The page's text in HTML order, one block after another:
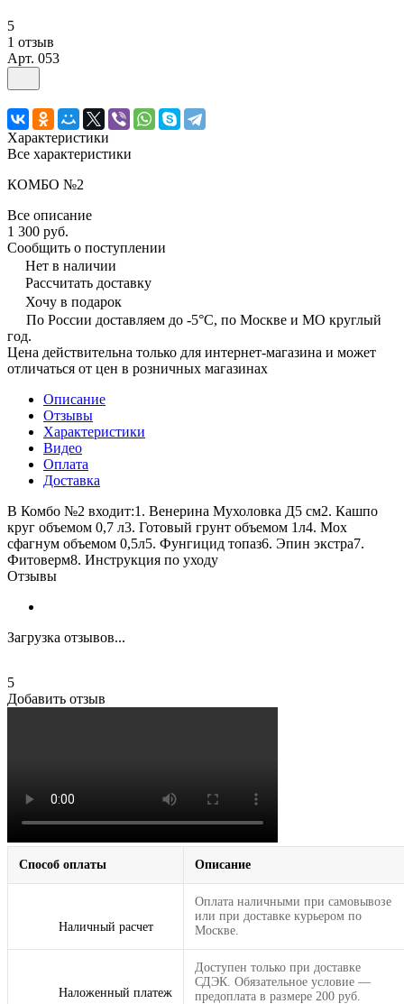
5
1 отзыв
Арт. 053
Характеристики
Все характеристики
КОМБО №2
Все описание
1 300 руб.
Сообщить о поступлении
Нет в наличии
Рассчитать доставку
Хочу в подарок
По России доставляем до -5°C, по Москве и МО круглый
год.
Цена действительна только для интернет-магазина и может
отличаться от цен в розничных магазинах
Описание
Отзывы
Характеристики
Видео
Оплата
Доставка
В Комбо №2 входит:1. Венерина Мухоловка Д5 см2. Кашпо
круг объемом 0,7 л3. Готовый грунт объемом 1л4. Мох
сфагнум объемом 0,5л5. Фунгицид топаз6. Эпин экстра7.
Фитоверм8. Инструкция по уходу
Отзывы
Загрузка отзывов...
5
Добавить отзыв
Способ оплаты Описание
Наличный расчет
Оплата наличными при самовывозе
или при доставке курьером по
Москве.
Наложенный платеж
Доступен только при доставке
СДЭК. Обязательное условие —
предоплата в размере 200 руб.